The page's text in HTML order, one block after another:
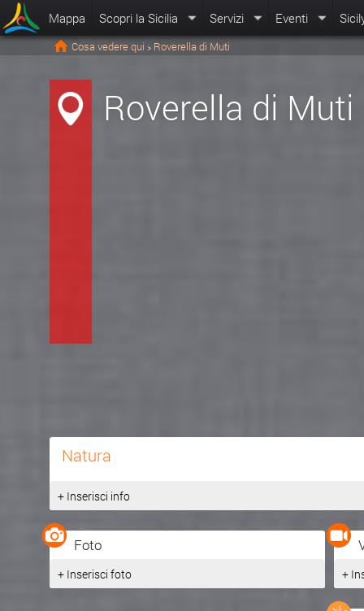
Mappa Scopri la Sicilia Servizi Eventi
Cosa vedere qui > Roverella di Muti
Roverella di Muti
Natura
+ Inserisci info
Foto
+ Inserisci foto +